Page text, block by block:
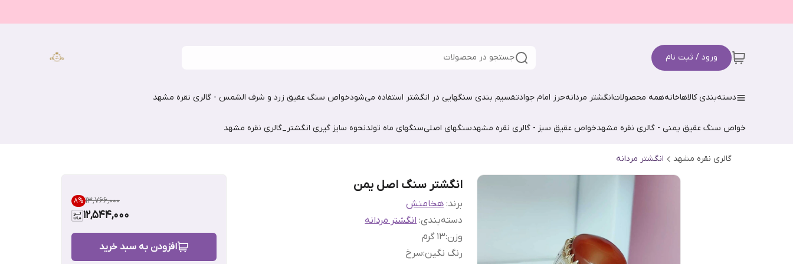
ورود / ثبت نام جستجو در محصولات
دسته‌بندی کالاهاخانههمه محصولاتانگشتر مردانهحرز امام جوادتقسیم بندی سنگهایی در انگشتر استفاده می‌شودخواص سنگ عقیق زرد و شرف الشمس - گالری نقره مشهد
خواص سنگ عقیق یمنی - گالری نقره مشهدخواص عقیق سبز - گالری نقره مشهدسنگهای اصلیسنگهای ماه تولدنحوه سایز گیری انگشتر_گالری نقره مشهد
گالری نقره مشهد انگشتر مردانه
انگشتر سنگ اصل یمن
برند: هخامنش
دسته‌بندی:انگشتر مردانه
وزن:۱3 گرم
رنگ نگین:سرخ
۱۳٬۷۶۶٬۰۰۰ 8%
12,544,000
افزودن به سبد خرید